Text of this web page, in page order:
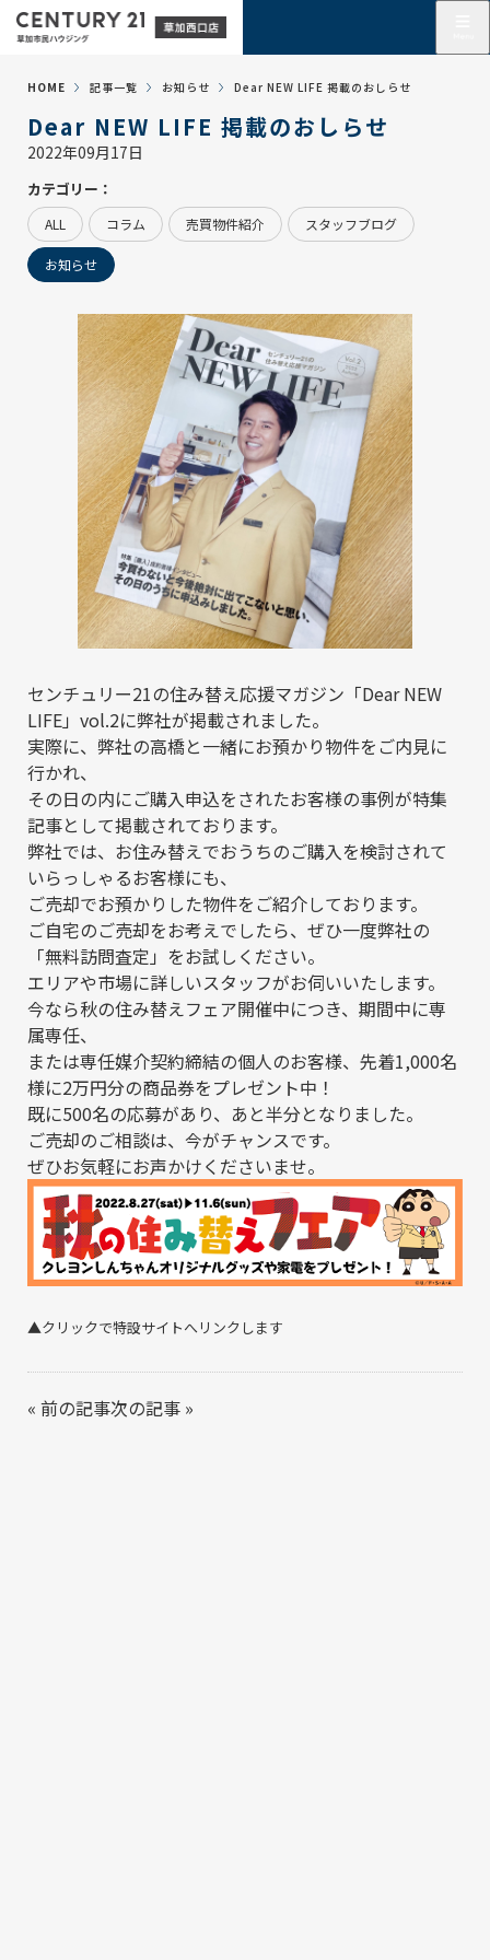
HOME 記事一覧 お知らせ Dear NEW LIFE 掲載のおしらせ
Dear NEW LIFE 掲載のおしらせ
2022年09月17日
カテゴリー：
ALL コラム 売買物件紹介 スタッフブログ
お知らせ
センチュリー21の住み替え応援マガジン「Dear NEW
LIFE」vol.2に弊社が掲載されました。
実際に、弊社の高橋と一緒にお預かり物件をご内見に
行かれ、
その日の内にご購入申込をされたお客様の事例が特集
記事として掲載されております。
弊社では、お住み替えでおうちのご購入を検討されて
いらっしゃるお客様にも、
ご売却でお預かりした物件をご紹介しております。
ご自宅のご売却をお考えでしたら、ぜひ一度弊社の
「無料訪問査定」をお試しください。
エリアや市場に詳しいスタッフがお伺いいたします。
今なら秋の住み替えフェア開催中につき、期間中に専
属専任、
または専任媒介契約締結の個人のお客様、先着1,000名
様に2万円分の商品券をプレゼント中！
既に500名の応募があり、あと半分となりました。
ご売却のご相談は、今がチャンスです。
ぜひお気軽にお声かけくださいませ。
▲クリックで特設サイトへリンクします
« 前の記事次の記事 »